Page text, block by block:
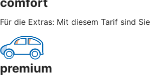
Für die Extras: Mit diesem Tarif sind
premium